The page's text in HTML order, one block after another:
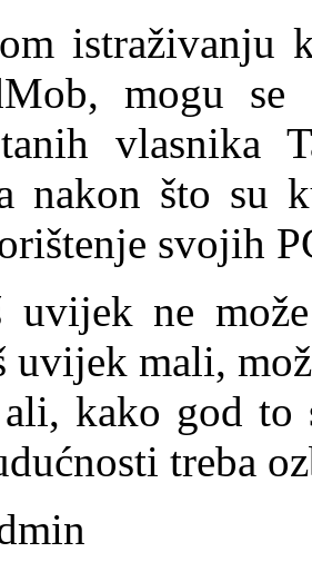
istraživanju
mogu
vlasnika
nakon što su
svojih
uvijek ne
uvijek mali,
ali, kako god
treba